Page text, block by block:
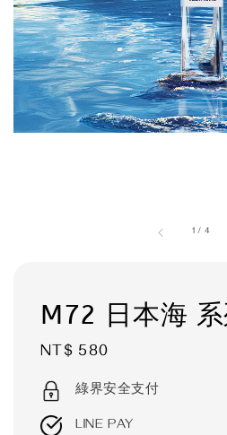
1 / 4
M72 日本海
Regular
price
NT$ 580
綠界安全支付
LINE PAY